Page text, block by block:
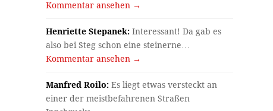
Kommentar ansehen →
Henriette Stepanek: Interessant! Da gab es
also bei Steg schon eine steinerne…
Kommentar ansehen →
Manfred Roilo: Es liegt etwas versteckt an
einer der meistbefahrenen Straßen